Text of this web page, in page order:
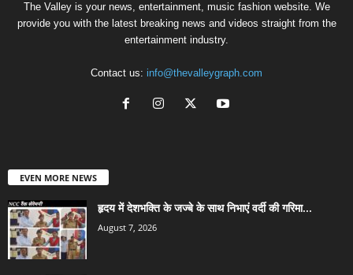
The Valley is your news, entertainment, music fashion website. We
provide you with the latest breaking news and videos straight from the
entertainment industry.
Contact us: info@thevalleygraph.com
EVEN MORE NEWS
हृदय में देशभक्ति के जज्बे के साथ निभाएं वर्दी की गरिमा...
August 7, 2026